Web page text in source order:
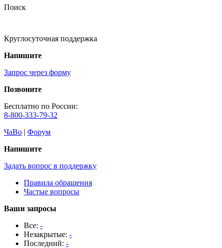
Поиск
Круглосуточная поддержка
Напишите
Запрос через форму
Позвоните
Бесплатно по России:
8-800-333-79-32
ЧаВо | Форум
Напишите
Задать вопрос в поддержку
Правила обращения
Частые вопросы
Ваши запросы
Все: -
Незакрытые: -
Последний: -